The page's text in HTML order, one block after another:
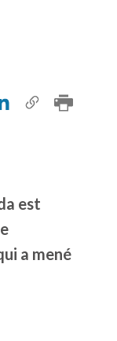
est
a mené